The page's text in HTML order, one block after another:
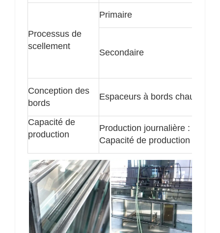
Processus de
scellement
Primaire
Secondaire
Conception des
bords
Espaceurs à bords chauds
Capacité de
production
Production journalière : 14
Capacité de production